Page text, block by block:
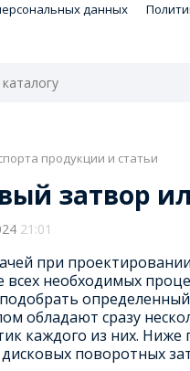
данных
продукции и статьи
затвор
21:01
при
всех необходимых
определенный
обладают сразу
каждого из них.
поворотных